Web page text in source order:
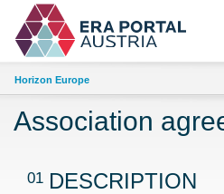
Horizon Europe
Association
01 DESCRIPTION